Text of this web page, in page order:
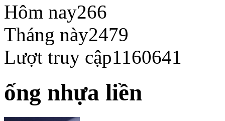
Hôm nay266
Tháng này2479
Lượt truy cập1160641
ống nhựa liền